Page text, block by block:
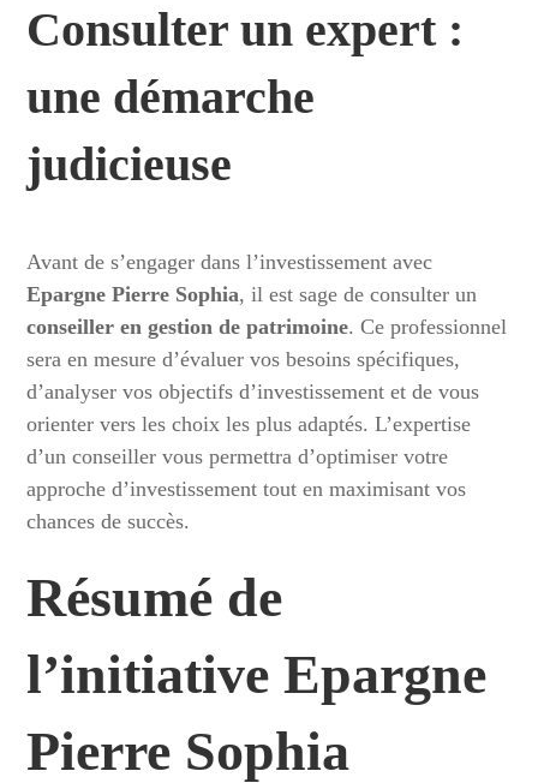
Consulter un expert :
une démarche
judicieuse
Avant de s’engager dans l’investissement avec
Epargne Pierre Sophia, il est sage de consulter un
conseiller en gestion de patrimoine. Ce professionnel
sera en mesure d’évaluer vos besoins spécifiques,
d’analyser vos objectifs d’investissement et de vous
orienter vers les choix les plus adaptés. L’expertise
d’un conseiller vous permettra d’optimiser votre
approche d’investissement tout en maximisant vos
chances de succès.
Résumé de
l’initiative Epargne
Pierre Sophia